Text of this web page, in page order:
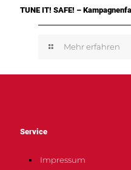
TUNE IT! SAFE! –
Mehr erfahren
Service
Impressum